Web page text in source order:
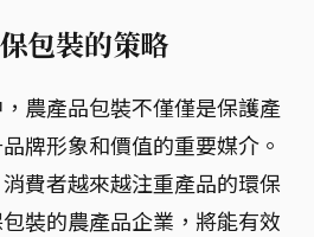
包裝的策略
農產品包裝不僅僅是保護產
牌形象和價值的重要媒介。
費者越來越注重產品的環保
裝的農產品企業，將能有效